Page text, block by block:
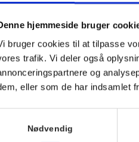
hjemmeside bruger
bruger cookies til at tilpasse
trafik. Vi deler også
og
eller som de har indsamlet
Nødvendig
er bindende, og vi har desværre